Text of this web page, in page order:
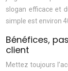
slogan efficace et
simple est environ
Bénéfices,
client
Mettez toujours